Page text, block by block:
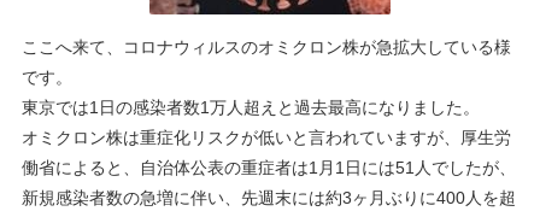
ここへ来て、コロナウィルスのオミクロン株が急拡大している様
です。
東京では1日の感染者数1万人超えと過去最高になりました。
オミクロン株は重症化リスクが低いと言われていますが、厚生労
働省によると、自治体公表の重症者は1月1日には51人でしたが、
新規感染者数の急増に伴い、先週末には約3ヶ月ぶりに400人を超